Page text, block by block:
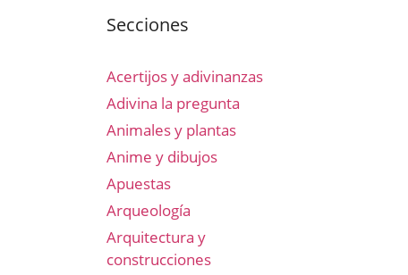
Secciones
Acertijos y adivinanzas
Adivina la pregunta
Animales y plantas
Anime y dibujos
Apuestas
Arqueología
Arquitectura y
construcciones